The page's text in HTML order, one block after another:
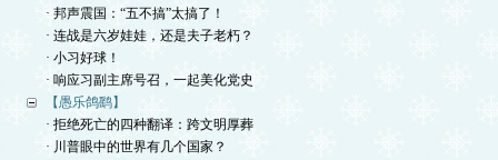
· 邦声震国：“五不搞”太搞了！
· 连战是六岁娃娃，还是夫子老朽？
· 小习好球！
· 响应习副主席号召，一起美化党史
【愚乐鸽鹞】
· 拒绝死亡的四种翻译：跨文明厚葬
· 川普眼中的世界有几个国家？